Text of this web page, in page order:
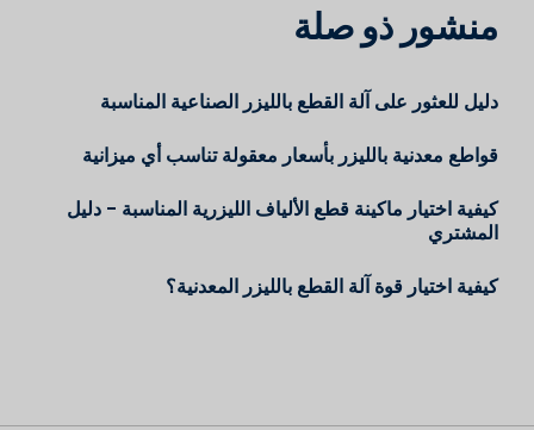
منشور ذو صلة
دليل للعثور على آلة القطع بالليزر الصناعية المناسبة
قواطع معدنية بالليزر بأسعار معقولة تناسب أي ميزانية
كيفية اختيار ماكينة قطع الألياف الليزرية المناسبة - دليل
المشتري
كيفية اختيار قوة آلة القطع بالليزر المعدنية؟